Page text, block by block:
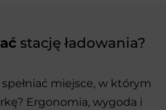
stację ładowania?
miejsce, w którym
Ergonomia, wygoda i